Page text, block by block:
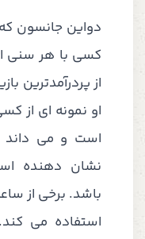
دواین جانسون
کسی با هر سنی
از پردرآمدترین
او نمونه ای از
است و می
نشان دهنده
باشد. برخی از
استفاده می